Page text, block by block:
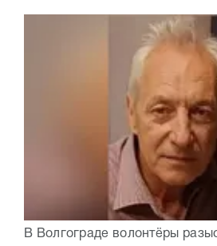
В Волгограде волонтёры